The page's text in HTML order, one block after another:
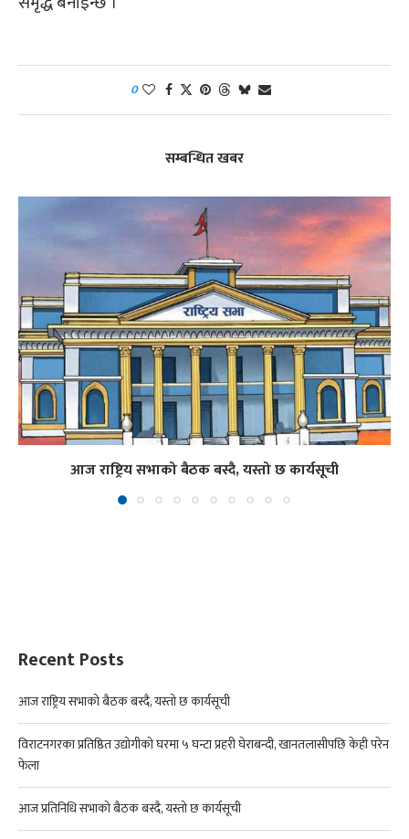
0
सम्बन्धित खबर
आज राष्ट्रिय सभाको बैठक बस्दै, यस्तो छ कार्यसूची
Recent Posts
आज राष्ट्रिय सभाको बैठक बस्दै, यस्तो छ कार्यसूची
विराटनगरका प्रतिष्ठित उद्योगीको घरमा ५ घन्टा प्रहरी घेराबन्दी, खानतलासीपछि केही परेन
फेला
आज प्रतिनिधि सभाको बैठक बस्दै, यस्तो छ कार्यसूची